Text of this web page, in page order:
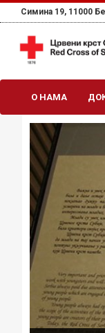
Симина 19, 11000
О НАМА